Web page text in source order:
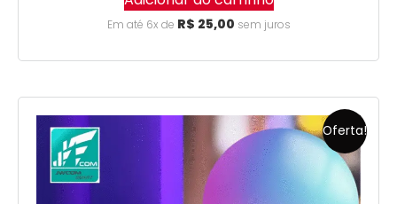
Em até 6x de R$ 25,00 sem juros
Oferta!